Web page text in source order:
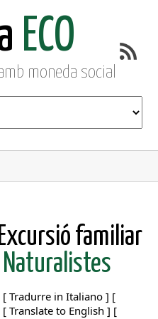
ECO
moneda social
familiar
Naturalistes
Tradurre in Italiano ] [
Translate to English ] [